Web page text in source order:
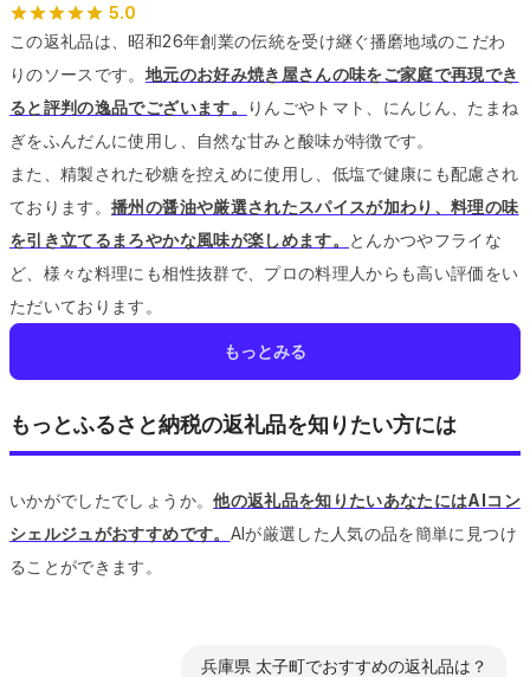
5.0
この返礼品は、昭和26年創業の伝統を受け継ぐ播磨地域のこだわ
りのソースです。 地元のお好み焼き屋さんの味をご家庭で再現でき
ると評判の逸品でございます。
りんごやトマト、にんじん、たまね
ぎをふんだんに使用し、自然な甘みと酸味が特徴です。
また、精製された砂糖を控えめに使用し、低塩で健康にも配慮され
ております。播州の醤油や厳選されたスパイスが加わり、料理の味
を引き立てるまろやかな風味が楽しめます。
とんかつやフライな
ど、様々な料理にも相性抜群で、プロの料理人からも高い評価をい
ただいております。
もっとみる
もっとふるさと納税の返礼品を知りたい方には
いかがでしたでしょうか。他の返礼品を知りたいあなたにはAIコン
シェルジュがおすすめです。 AIが厳選した人気の品を簡単に見つけ
ることができます。
兵庫県 太子町でおすすめの返礼品は？